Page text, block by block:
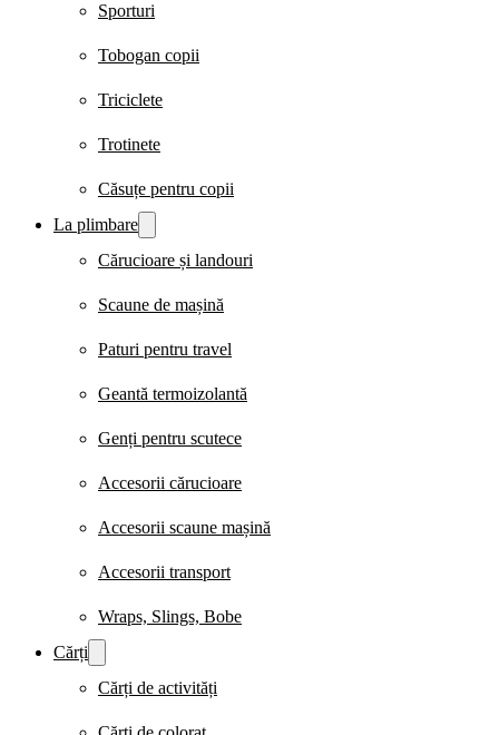
Sporturi
Tobogan copii
Triciclete
Trotinete
Căsuțe pentru copii
La plimbare
Cărucioare și landouri
Scaune de mașină
Paturi pentru travel
Geantă termoizolantă
Genți pentru scutece
Accesorii cărucioare
Accesorii scaune mașină
Accesorii transport
Wraps, Slings, Bobe
Cărți
Cărți de activități